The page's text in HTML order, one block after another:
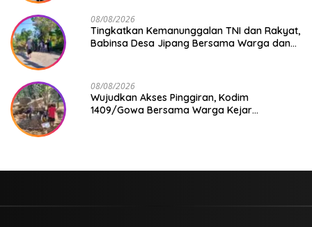
08/08/2026
Tingkatkan Kemanunggalan TNI dan Rakyat,
Babinsa Desa Jipang Bersama Warga dan
08/08/2026
Wujudkan Akses Pinggiran, Kodim
1409/Gowa Bersama Warga Kejar